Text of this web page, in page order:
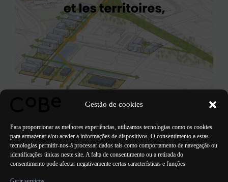
Gestão de cookies
Para proporcionar as melhores experiências, utilizamos tecnologias como os cookies
para armazenar e/ou aceder a informações de dispositivos. O consentimento a estas
tecnologias permitir-nos-á processar dados tais como comportamento de navegação ou
identificações únicas neste site. A falta de consentimento ou a retirada do
consentimento pode afectar negativamente certas características e funções.
ANTERIOR PRÓXIMO